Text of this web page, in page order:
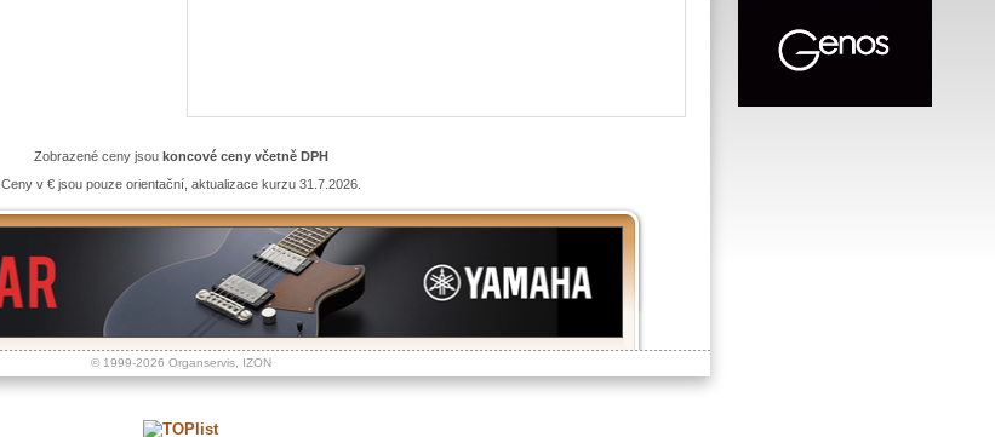
Zobrazené ceny jsou koncové ceny včetně DPH
Ceny v € jsou pouze orientační, aktualizace kurzu 31.7.2026.
© 1999-2026 Organservis, IZON